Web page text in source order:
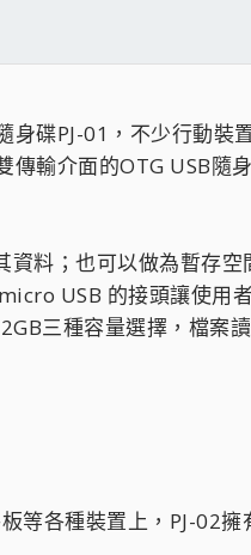
碟PJ-01，不少行動
輸介面的OTG USB隨
料；也可以做為暫存
USB 的接頭讓使用
三種容量選擇，檔案
等各種裝置上，PJ-02